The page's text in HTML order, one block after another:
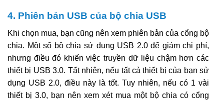
4. Phiên bản USB của bộ chia USB
Khi chọn mua, bạn cũng nên xem phiên bản của cổng bộ
chia. Một số bộ chia sử dụng USB 2.0 để giảm chi phí,
nhưng điều đó khiến việc truyền dữ liệu chậm hơn các
thiết bị USB 3.0. Tất nhiên, nếu tất cả thiết bị của bạn sử
dụng USB 2.0, điều này là tốt. Tuy nhiên, nếu có 1 vài
thiết bị 3.0, bạn nên xem xét mua một bộ chia có cổng